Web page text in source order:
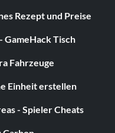
Rezept und Preise
GameHack Tisch
Fahrzeuge
Einheit erstellen
- Spieler Cheats